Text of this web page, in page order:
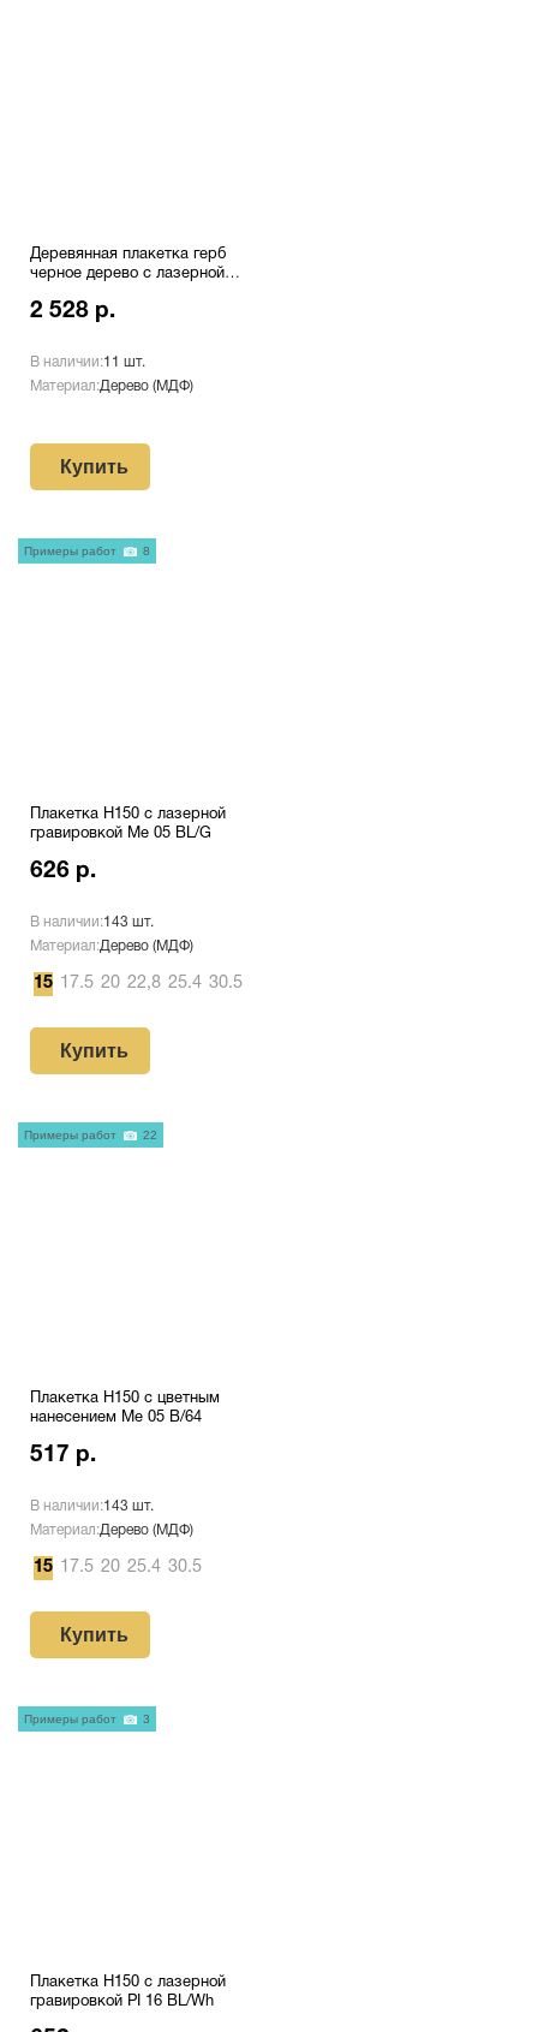
Деревянная плакетка герб
черное дерево с лазерной
2 528 р.
В наличии:11 шт.
Материал:Дерево (МДФ)
Купить
Плакетка H150 с лазерной
гравировкой Me 05 BL/G
626 р.
В наличии:143 шт.
Материал:Дерево (МДФ)
15 17.5 20 22,8 25.4 30.5
Купить
Примеры работ 8
Плакетка H150 с цветным
нанесением Me 05 B/64
517 р.
В наличии:143 шт.
Материал:Дерево (МДФ)
15 17.5 20 25.4 30.5
Купить
Примеры работ 22
Плакетка H150 с лазерной
гравировкой PI 16 BL/Wh
Примеры работ 3